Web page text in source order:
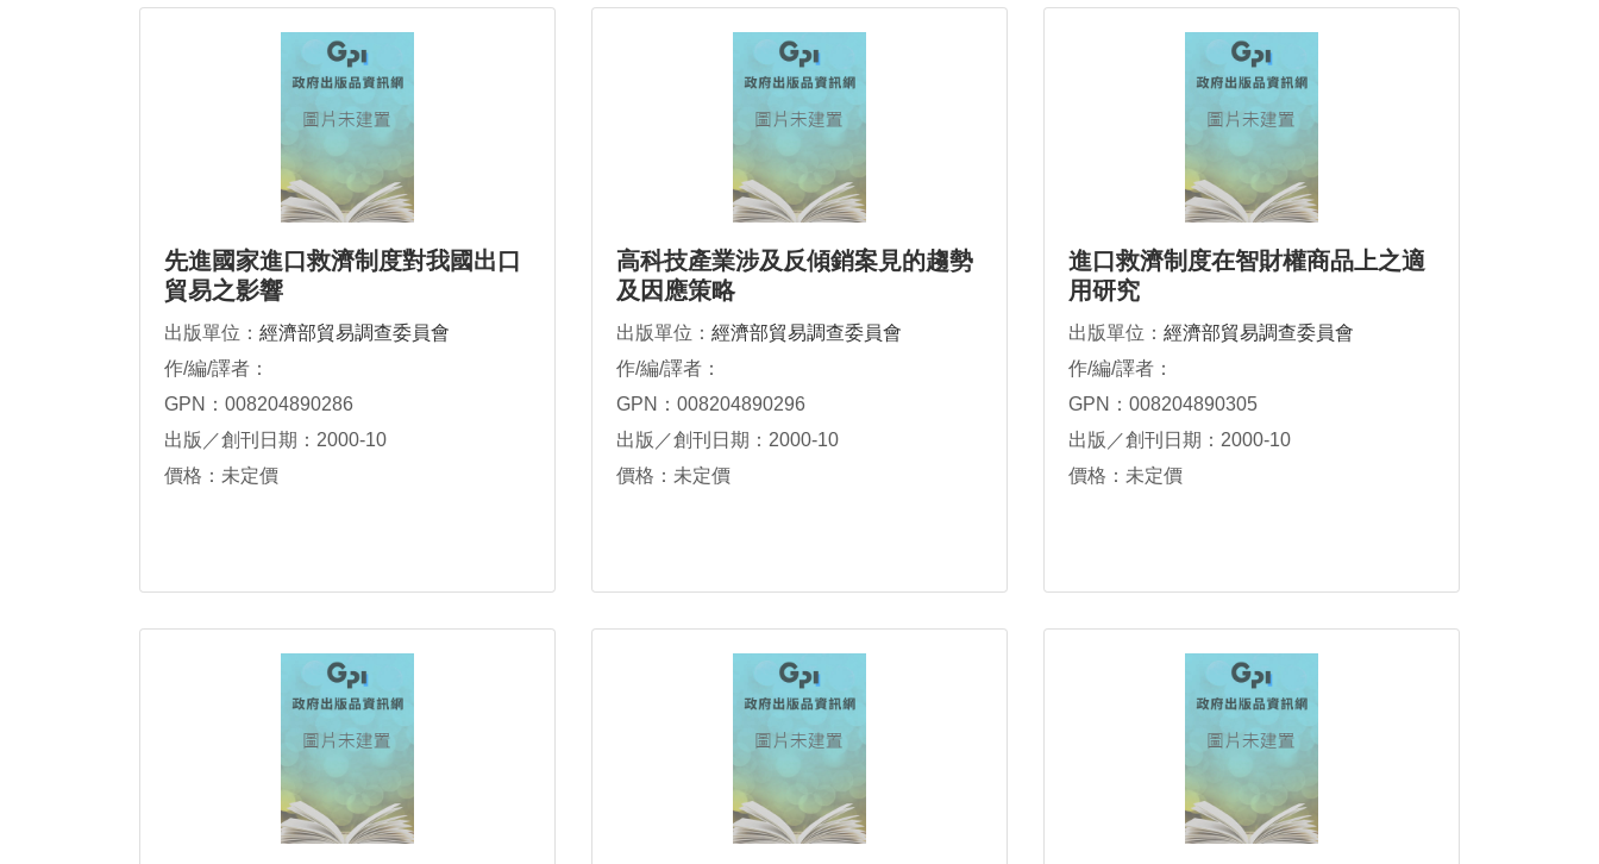
先進國家進口救濟制度對我國出口
貿易之影響
出版單位： 經濟部貿易調查委員會
作/編/譯者：
GPN：008204890286
出版／創刊日期：2000-10
價格：未定價
高科技產業涉及反傾銷案見的趨勢
及因應策略
出版單位： 經濟部貿易調查委員會
作/編/譯者：
GPN：008204890296
出版／創刊日期：2000-10
價格：未定價
進口救濟制度在智財權商品上之適
用研究
出版單位： 經濟部貿易調查委員會
作/編/譯者：
GPN：008204890305
出版／創刊日期：2000-10
價格：未定價